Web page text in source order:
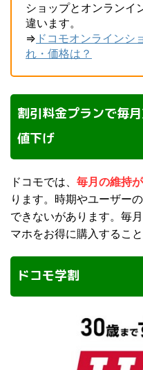
ショップとオンランイ
違います。
⇒ ドコモオンラインシ
れ・価格は？
割引料金プランで毎
値下げ
ドコモでは、 毎月の維持
ります。時期やユーザー
できないがあります。毎
マホをお得に購入すること
ドコモ学割